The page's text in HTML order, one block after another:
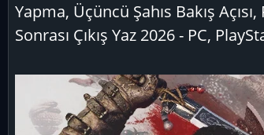
Yapma, Üçüncü Şahıs Bakış
Sonrası Çıkış Yaz 2026 - PC,